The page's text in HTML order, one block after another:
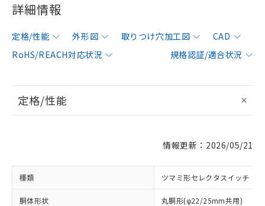
詳細情報
定格/性能 外形図 取りつけ穴加工図
CAD
RoHS/REACH対応状況
規格認証/適合状況
定格/性能
情報更新：2026/05/21
種類 ツマミ形セレクタスイッチ
胴体形状 丸胴形(φ22/25mm共用)